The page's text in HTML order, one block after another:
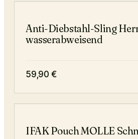
Anti-Diebstahl-Sling
wasserabweisend
59,90 €
IFAK Pouch MOLLE